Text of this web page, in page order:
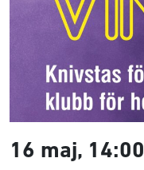
16 maj, 14:00